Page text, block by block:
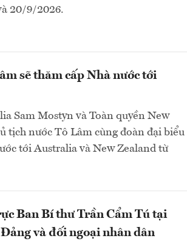
20/9/2026.
sẽ thăm cấp Nhà nước tới
Sam Mostyn và Toàn quyền New
tịch nước Tô Lâm cùng đoàn đại biểu
tới Australia và New Zealand từ
Ban Bí thư Trần Cẩm Tú tại
và đối ngoại nhân dân